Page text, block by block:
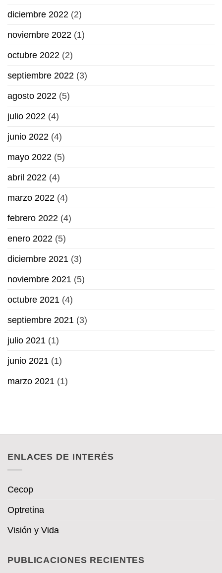
diciembre 2022 (2)
noviembre 2022 (1)
octubre 2022 (2)
septiembre 2022 (3)
agosto 2022 (5)
julio 2022 (4)
junio 2022 (4)
mayo 2022 (5)
abril 2022 (4)
marzo 2022 (4)
febrero 2022 (4)
enero 2022 (5)
diciembre 2021 (3)
noviembre 2021 (5)
octubre 2021 (4)
septiembre 2021 (3)
julio 2021 (1)
junio 2021 (1)
marzo 2021 (1)
ENLACES DE INTERÉS
Cecop
Optretina
Visión y Vida
PUBLICACIONES RECIENTES